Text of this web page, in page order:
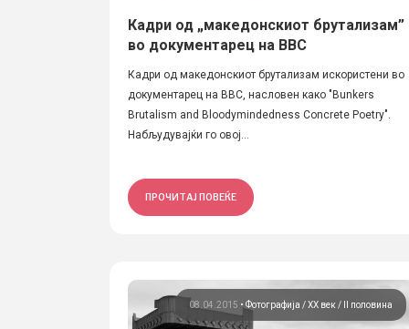
Кадри од „македонскиот брутализам”
во документарец на BBC
Кадри од македонскиот брутализам искористени во
документарец на BBC, насловен како "Bunkers
Brutalism and Bloodymindedness Concrete Poetry".
Набљудувајќи го овој...
ПРОЧИТАЈ ПОВЕЌЕ
08.04.2015 •Фотографија ХХ век / II половина